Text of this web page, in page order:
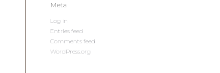
Meta
Log in
Entries feed
Comments feed
WordPress.org